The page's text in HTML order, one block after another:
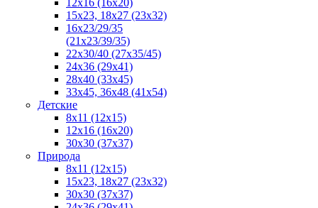
12x16 (16х20)
15x23, 18х27 (23х32)
16х23/29/35
(21х23/39/35)
22x30/40 (27x35/45)
24х36 (29х41)
28х40 (33х45)
33х45, 36х48 (41х54)
Детские
8x11 (12x15)
12x16 (16x20)
30x30 (37x37)
Природа
8x11 (12x15)
15x23, 18х27 (23х32)
30х30 (37х37)